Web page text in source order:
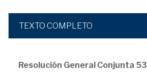
TEXTO COMPLETO
Resolución General Conjunta